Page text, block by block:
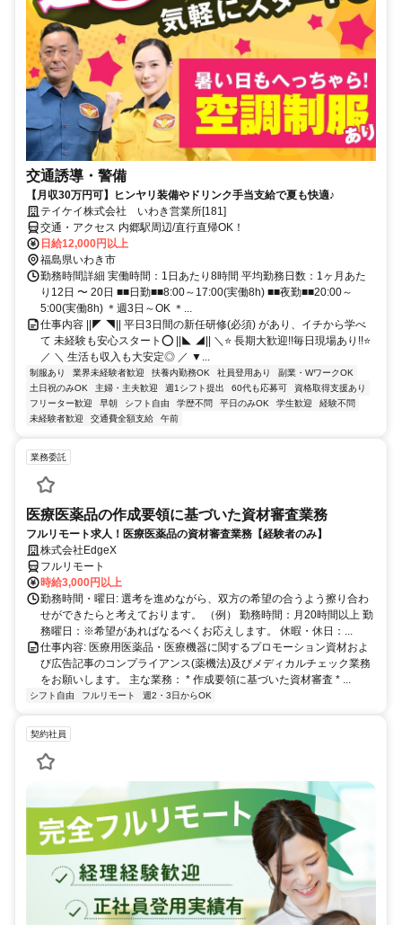
交通誘導・警備
【月収30万円可】ヒンヤリ装備やドリンク手当支給で夏も快適♪
テイケイ株式会社 いわき営業所[181]
交通・アクセス 内郷駅周辺/直行直帰OK！
日給12,000円以上
福島県いわき市
勤務時間詳細 実働時間：1日あたり8時間 平均勤務日数：1ヶ月あた
り12日 〜 20日 ■■日勤■■8:00～17:00(実働8h) ■■夜勤■■20:00～
5:00(実働8h) ＊週3日～OK ＊...
仕事内容 ||◤ ◥|| 平日3日間の新任研修(必須) があり、イチから学べ
て 未経験も安心スタート⭕ ||◣ ◢|| ＼⭐ 長期大歓迎!!毎日現場あり!!⭐
／ ＼ 生活も収入も大安定◎ ／ ▼...
制服あり 業界未経験者歓迎 扶養内勤務OK 社員登用あり
副業・WワークOK
土日祝のみOK
主婦・主夫歓迎 週1シフト提出 60代も応募可
資格取得支援あり
フリーター歓迎
早朝 シフト自由 学歴不問 平日のみOK 学生歓迎
経験不問
未経験者歓迎
交通費全額支給 午前
業務委託
医療医薬品の作成要領に基づいた資材審査業務
フルリモート求人！医療医薬品の資材審査業務【経験者のみ】
株式会社EdgeX
フルリモート
時給3,000円以上
勤務時間・曜日: 選考を進めながら、双方の希望の合うよう擦り合わ
せができたらと考えております。 （例） 勤務時間：月20時間以上 勤
務曜日：※希望があればなるべくお応えします。 休暇・休日：...
仕事内容: 医療用医薬品・医療機器に関するプロモーション資材およ
び広告記事のコンプライアンス(薬機法)及びメディカルチェック業務
をお願いします。 主な業務： * 作成要領に基づいた資材審査 * ...
シフト自由 フルリモート 週2・3日からOK
契約社員